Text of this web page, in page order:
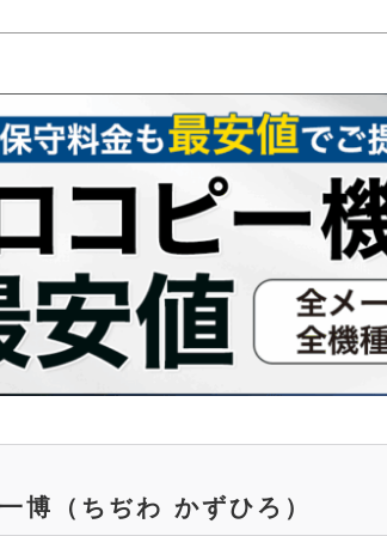
博 （ちぢわ かずひろ）